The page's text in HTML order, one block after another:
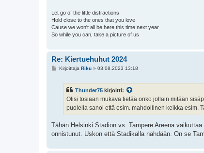
Let go of the little distractions
Hold close to the ones that you love
Cause we won't all be here this time next year
So while you can, take a picture of us
Re: Kiertuehuhut 2024
VKirjoittaja Riku» 03.08.2023 13:18
Thunder75 kirjoitti:
Olisi tosiaan mukava tietää onko jollain mitään
puolella sanoi että esim. mahdollinen keikka esim.
Tähän Helsinki Stadion vs. Tampere Areena
onnistunut. Uskon että Stadikalla nähdään. On se